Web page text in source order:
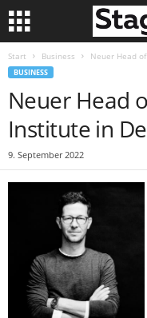
Start Business Neuer Head
BUSINESS
Neuer Head
Institute in
9. September 2022